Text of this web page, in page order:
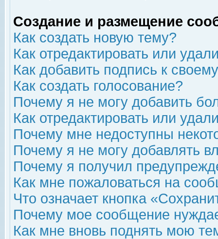
Создание и размещение
Как создать новую тему?
Как отредактировать или
Как добавить подпись к
Как создать голосование?
Почему я не могу добавить
Как отредактировать или
Почему мне недоступны
Почему я не могу добавлять
Почему я получил
Как мне пожаловаться на
Что означает кнопка
Почему мое сообщение
Как мне вновь поднять мою